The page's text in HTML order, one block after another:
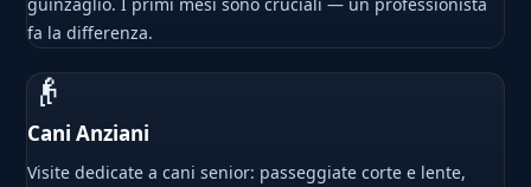
fa la differenza.
👴
Cani Anziani
Visite dedicate a cani senior: passeggiate corte e lente,